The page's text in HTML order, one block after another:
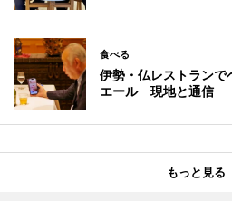
食べる
伊勢・仏レストランで
エール 現地と通信
もっと見る